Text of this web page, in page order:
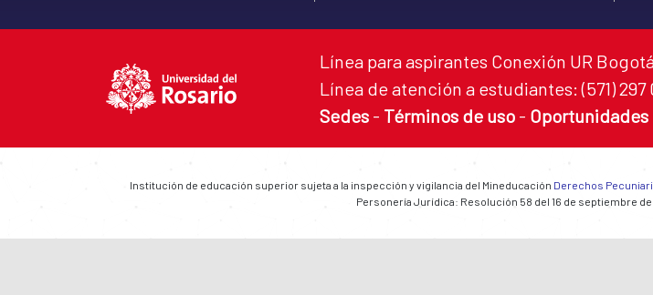
Línea para aspirantes Conexión UR
Línea de atención a estudiantes: (571) 297
Sedes - Términos de uso -
Institución de educación superior sujeta a la inspección y vigilancia del Mineducación Derechos
Personería Jurídica: Resolución 58 del 16 de septiembre